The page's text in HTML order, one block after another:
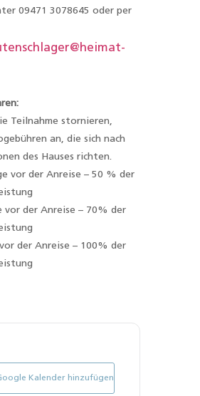
09471 3078645 oder per
Teilnahme stornieren,
an, die sich nach
des Hauses richten.
vor der Anreise – 50 % der
vor der Anreise – 70% der
der Anreise – 100% der
Kalender hinzufügen